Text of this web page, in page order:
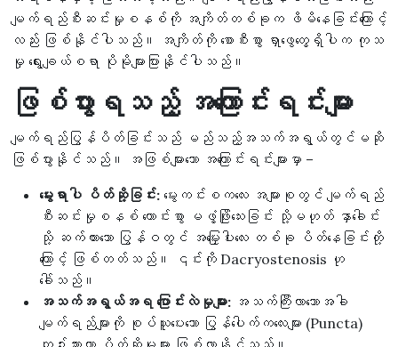
မျက်ရည်စီးဆင်းမှုစနစ်ကို အကျိတ်တစ်ခုက ဖိမိနေခြင်းကြောင့်
လည်း ဖြစ်နိုင်ပါသည်။ အကျိတ်ကို စောစီးစွာ ရှာဖွေတွေ့ရှိပါက ကုသ
မှု ရွေးချယ်စရာ ပိုမိုများပြားနိုင်ပါသည်။
ဖြစ်ပွားရသည့် အကြောင်းရင်းများ
မျက်ရည်ပြွန်ပိတ်ခြင်းသည် မည်သည့်အသက်အရွယ်တွင်မဆို
ဖြစ်ပွားနိုင်သည်။ အဖြစ်များသော အကြောင်းရင်းများမှာ –
မွေးရာပါ ပိတ်ဆို့ခြင်း: မွေးကင်းစကလေး အများစုတွင် မျက်ရည်
စီးဆင်းမှုစနစ် ကောင်းစွာ မဖွံ့ဖြိုးသေးခြင်း သို့မဟုတ် နှာခေါင်း
သို့ ဆက်ထားသော ပြွန်ဝတွင် အမြှေးပါးလေး တစ်ခု ပိတ်နေခြင်းတို့
ကြောင့် ဖြစ်တတ်သည်။ ၎င်းကို Dacryostenosis ဟု
ခေါ်သည်။
အသက်အရွယ်အရ ပြောင်းလဲမှုများ: အသက်ကြီးလာသောအခါ
မျက်ရည်များကို စုပ်ယူပေးသော ပြွန်ပေါက်ကလေးများ (Puncta)